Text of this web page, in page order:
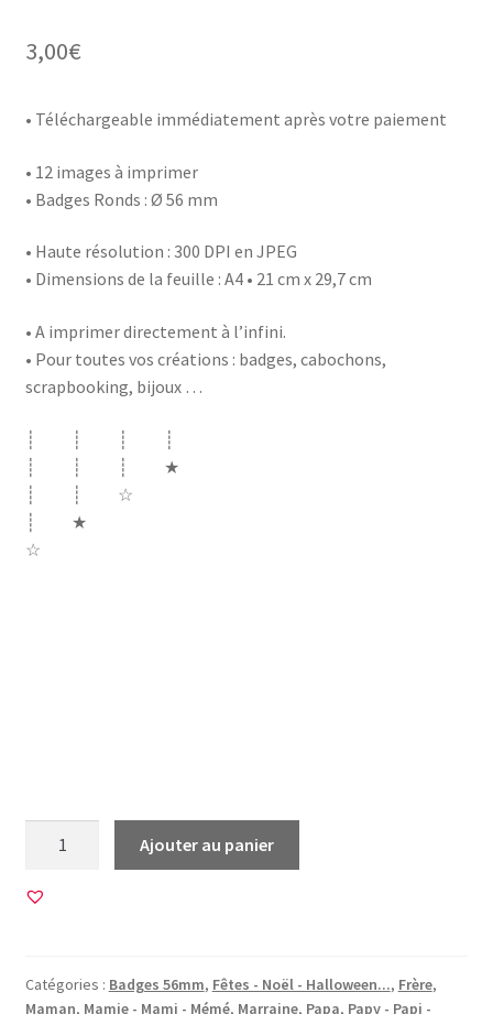
3,00€
• Téléchargeable immédiatement après votre paiement
• 12 images à imprimer
• Badges Ronds : Ø 56 mm
• Haute résolution : 300 DPI en JPEG
• Dimensions de la feuille : A4 • 21 cm x 29,7 cm
• A imprimer directement à l’infini.
• Pour toutes vos créations : badges, cabochons,
scrapbooking, bijoux …
┊ ┊ ┊ ┊
┊ ┊ ┊ ★
┊ ┊ ☆
┊ ★
☆
12
56mm
Ajouter au panier
Catégories : Badges 56mm, Fêtes - Noël - Halloween..., Frère,
Maman, Mamie - Mami - Mémé, Marraine, Papa, Papy - Papi -